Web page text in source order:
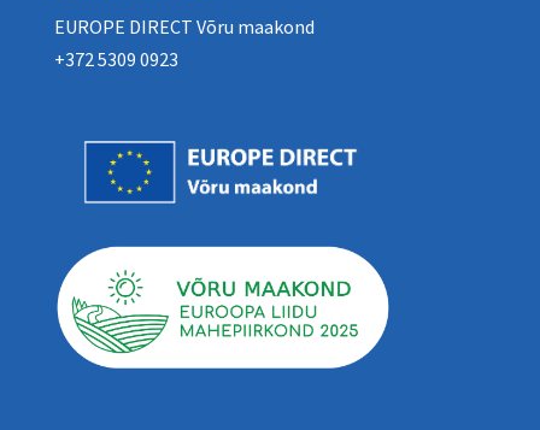
EUROPE DIRECT Võru maakond
+372 5309 0923